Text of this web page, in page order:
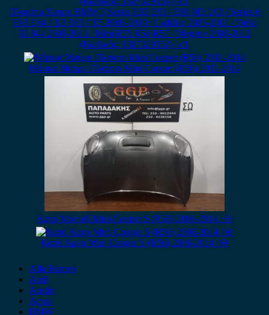
Πλακέτα Xenon BMW 3 Series E92 E93 / E90 M3 LCI / Series 6
E63 E64 / X3 E83 / X5 2006-2010 / Cadillac 2005-2001 / Delta
III 844 2008-2011 / Mini R55 R56 R57 / Megane 2008-2012
(Κωδικός: 1307329153) / c1
Μάσκα Μαύρο Πλαίσιο Mini Cooper (R56) 2011-2014
Καπό Μολυβί Mini Cooper S (R56) 2006-2014 / Θ
Καπό Κρεμ Mini Cooper S (R56) 2006-2014 / Θ
Alfa Romeo
Audi
Austin
Acura
BMW